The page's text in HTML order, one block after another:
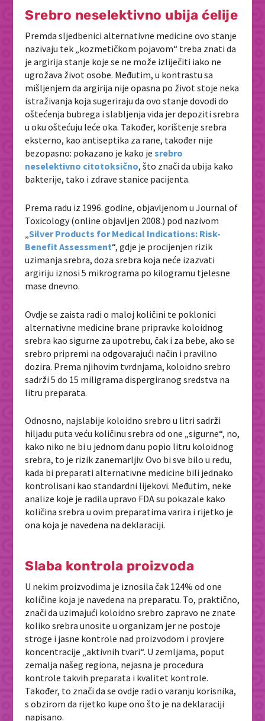
Srebro neselektivno ubija ćelije
Premda sljedbenici alternativne medicine ovo stanje
nazivaju tek „kozmetičkom pojavom“ treba znati da
je argirija stanje koje se ne može izliječiti iako ne
ugrožava život osobe. Međutim, u kontrastu sa
mišljenjem da argirija nije opasna po život stoje neka
istraživanja koja sugeriraju da ovo stanje dovodi do
oštećenja bubrega i slabljenja vida jer depoziti srebra
u oku oštećuju leće oka. Također, korištenje srebra
eksterno, kao antiseptika za rane, također nije
bezopasno: pokazano je kako jesrebro
neselektivno citotoksično, što znači da ubija kako
bakterije, tako i zdrave stanice pacijenta.
Prema radu iz 1996. godine, objavljenom uJournal of
Toxicology(online objavljen 2008.) pod nazivom
„Silver Products for Medical Indications: Risk-
Benefit Assessment“, gdje je procijenjen rizik
uzimanja srebra, doza srebra koja neće izazvati
argiriju iznosi 5 mikrograma po kilogramu tjelesne
mase dnevno.
Ovdje se zaista radi o maloj količini te poklonici
alternativne medicine brane pripravke koloidnog
srebra kao sigurne za upotrebu, čak i za bebe, ako se
srebro pripremi na odgovarajući način i pravilno
dozira. Prema njihovim tvrdnjama, koloidno srebro
sadrži 5 do 15 miligrama dispergiranog sredstva na
litru preparata.
Odnosno, najslabije koloidno srebro u litri sadrži
hiljadu puta veću količinu srebra od one „sigurne“, no,
kako niko ne bi u jednom danu popio litru koloidnog
srebra, to je rizik zanemarljiv. Ovo bi sve bilo u redu,
kada bi preparati alternativne medicine bili jednako
kontrolisani kao standardni lijekovi. Međutim, neke
analize koje je radila upravo FDA su pokazale kako
količina srebra u ovim preparatima varira i rijetko je
ona koja je navedena na deklaraciji.
Slaba kontrola proizvoda
U nekim proizvodima je iznosila čak 124% od one
količine koja je navedena na preparatu. To, praktično,
znači da uzimajući koloidno srebro zapravo ne znate
koliko srebra unosite u organizam jer ne postoje
stroge i jasne kontrole nad proizvodom i provjere
koncentracije „aktivnih tvari“. U zemljama, poput
zemalja našeg regiona, nejasna je procedura
kontrole takvih preparata i kvalitet kontrole.
Također, to znači da se ovdje radi o varanju korisnika,
s obzirom da rijetko kupe ono što je na deklaraciji
napisano.